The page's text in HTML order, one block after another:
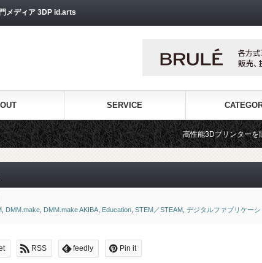
メディア 3DP id.arts
SERVICE
高性能3Dプリンターを販売する3Dプリンター
DMM.make DMM.make AKIBA Education STEM／STEAM デジタルファブリケーシ
RSS feedly Pin it